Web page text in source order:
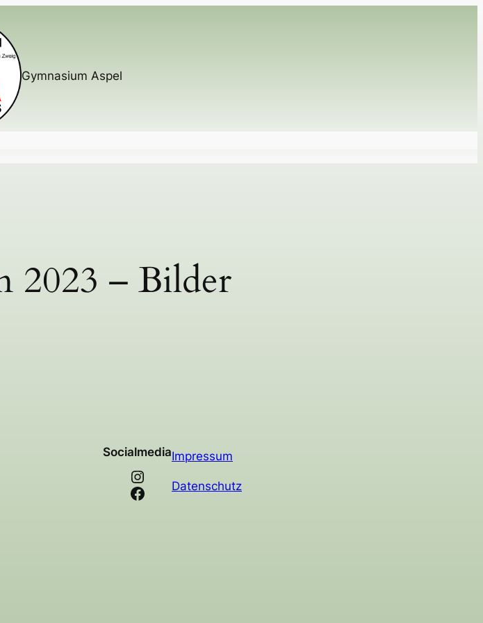
Gymnasium Aspel
2023 – Bilder
Socialmedia
Instagram
Facebook
Impressum
Datenschutz